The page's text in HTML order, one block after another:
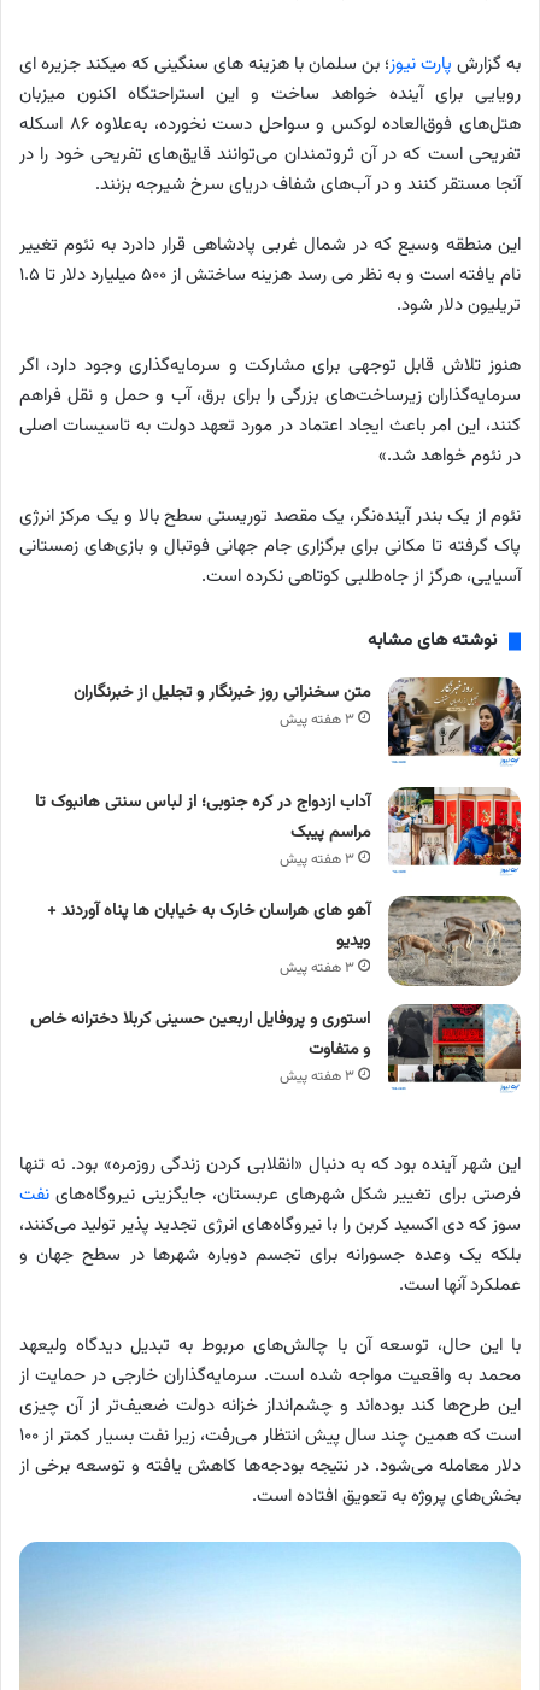
به گزارش پارت نیوز؛ بن سلمان با هزینه های سنگینی که میکند جزیره ای
رویایی برای آینده خواهد ساخت و این استراحتگاه اکنون میزبان
هتل‌های فوق‌العاده لوکس و سواحل دست نخورده، به‌علاوه ۸۶ اسکله
تفریحی است که در آن ثروتمندان می‌توانند قایق‌های تفریحی خود را در
آنجا مستقر کنند و در آب‌های شفاف دریای سرخ شیرجه بزنند.
این منطقه وسیع که در شمال غربی پادشاهی قرار دادرد به نئوم تغییر
نام یافته است و به نظر می رسد هزینه ساختش از ۵۰۰ میلیارد دلار تا ۱.۵
تریلیون دلار شود.
هنوز تلاش قابل توجهی برای مشارکت و سرمایه‌گذاری وجود دارد، اگر
سرمایه‌گذاران زیرساخت‌های بزرگی را برای برق، آب و حمل و نقل فراهم
کنند، این امر باعث ایجاد اعتماد در مورد تعهد دولت به تاسیسات اصلی
در نئوم خواهد شد.»
نئوم از یک بندر آینده‌نگر، یک مقصد توریستی سطح بالا و یک مرکز انرژی
پاک گرفته تا مکانی برای برگزاری جام جهانی فوتبال و بازی‌های زمستانی
آسیایی، هرگز از جاه‌طلبی کوتاهی نکرده است.
نوشته های مشابه
متن سخنرانی روز خبرنگار و تجلیل از خبرنگاران
۳ هفته پیش
آداب ازدواج در کره جنوبی؛ از لباس سنتی هانبوک تا
مراسم پیبک
۳ هفته پیش
آهو های هراسان خارک به خیابان ها پناه آوردند +
ویدیو
۳ هفته پیش
استوری و پروفایل اربعین حسینی کربلا دخترانه خاص
و متفاوت
۳ هفته پیش
این شهر آینده بود که به دنبال «انقلابی کردن زندگی روزمره» بود. نه تنها
فرصتی برای تغییر شکل شهرهای عربستان، جایگزینی نیروگاه‌های نفت
سوز که دی اکسید کربن را با نیروگاه‌های انرژی تجدید پذیر تولید می‌کنند،
بلکه یک وعده جسورانه برای تجسم دوباره شهرها در سطح جهان و
عملکرد آنها است.
با این حال، توسعه آن با چالش‌های مربوط به تبدیل دیدگاه ولیعهد
محمد به واقعیت مواجه شده است. سرمایه‌گذاران خارجی در حمایت از
این طرح‌ها کند بوده‌اند و چشم‌انداز خزانه دولت ضعیف‌تر از آن چیزی
است که همین چند سال پیش انتظار می‌رفت، زیرا نفت بسیار کمتر از ۱۰۰
دلار معامله می‌شود. در نتیجه بودجه‌ها کاهش یافته و توسعه برخی از
بخش‌های پروژه به تعویق افتاده است.